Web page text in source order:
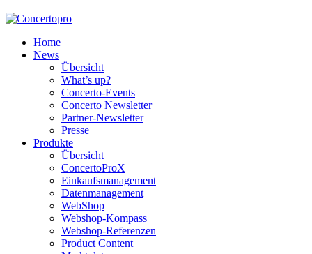
Home
News
Übersicht
What’s up?
Concerto-Events
Concerto Newsletter
Partner-Newsletter
Presse
Produkte
Übersicht
ConcertoProX
Einkaufsmanagement
Datenmanagement
WebShop
Webshop-Kompass
Webshop-Referenzen
Product Content